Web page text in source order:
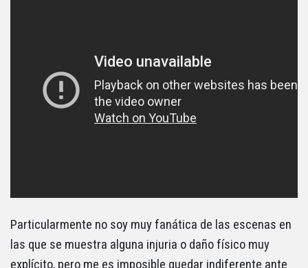
Particularmente no soy muy fanática de las escenas en
las que se muestra alguna injuria o daño físico muy
explícito, pero me es imposible quedar indiferente ante